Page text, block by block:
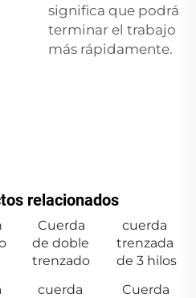
significa que podrá
terminar el trabajo
más rápidamente.
relacionados
Cuerda
de doble
trenzado
cuerda
trenzada
de 3 hilos
cuerda
Cuerda